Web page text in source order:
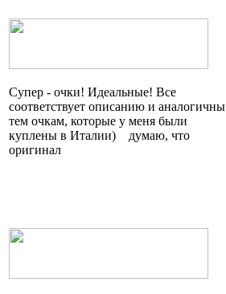
Супер - очки! Идеальные! Все
соответствует описанию и аналогичны
тем очкам, которые у меня были
куплены в Италии)
думаю, что
оригинал